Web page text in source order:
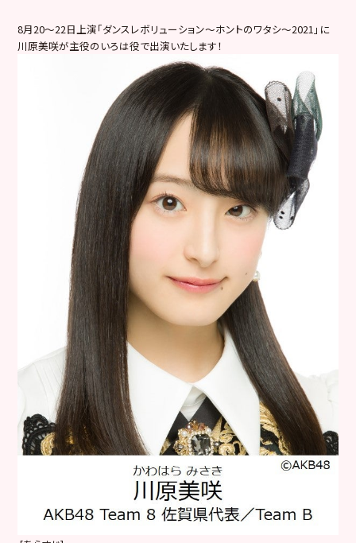
8月20～22日上演「ダンスレボリューション〜ホントのワタシ〜2021」に
川原美咲が主役のいろは役で出演いたします！